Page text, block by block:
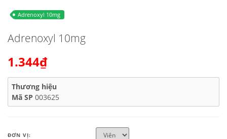
Adrenoxyl 10mg
Adrenoxyl 10mg
1.344₫
Thương hiệu
Mã SP 003625
ĐƠN VỊ: